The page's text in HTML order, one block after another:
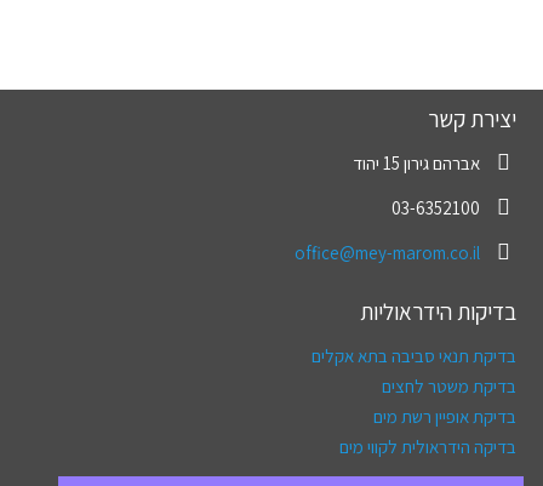
יצירת קשר
אברהם גירון 15 יהוד
03-6352100
office@mey-marom.co.il
בדיקות הידראוליות
בדיקת תנאי סביבה בתא אקלים
בדיקת משטר לחצים
בדיקת אופיין רשת מים
בדיקה הידראולית לקווי מים